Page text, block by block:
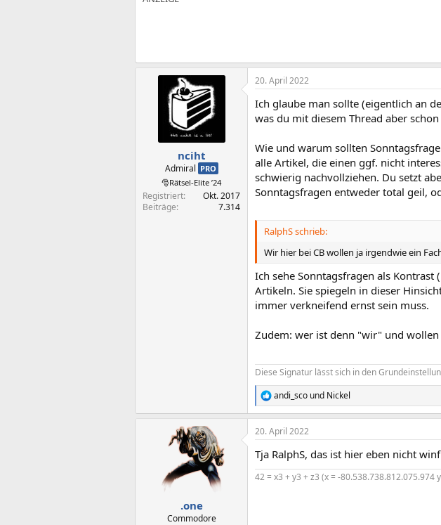
nciht
Admiral PRO
🎅Rätsel-Elite ’24
Registriert
Okt. 2017
Beiträge
7.314
20. April 2022
Ich glaube man sollte (eigentlich an
was du mit diesem Thread aber
Wie und warum sollten
alle Artikel, die einen ggf. nicht
schwierig nachvollziehen. Du setzt
Sonntagsfragen entweder total geil,
RalphS schrieb:
Wir hier bei CB wollen ja irgendwie ein
Ich sehe Sonntagsfragen als
Artikeln. Sie spiegeln in dieser
immer verkneifend ernst sein muss.
Zudem: wer ist denn "wir" und
Diese Signatur lässt sich in den
R
e
a
k
i
o
n
andi_sco und Nickel
.one
Commodore
20. April 2022
Tja RalphS, das ist hier eben nicht
42 = x3 + y3 + z3 (x = -